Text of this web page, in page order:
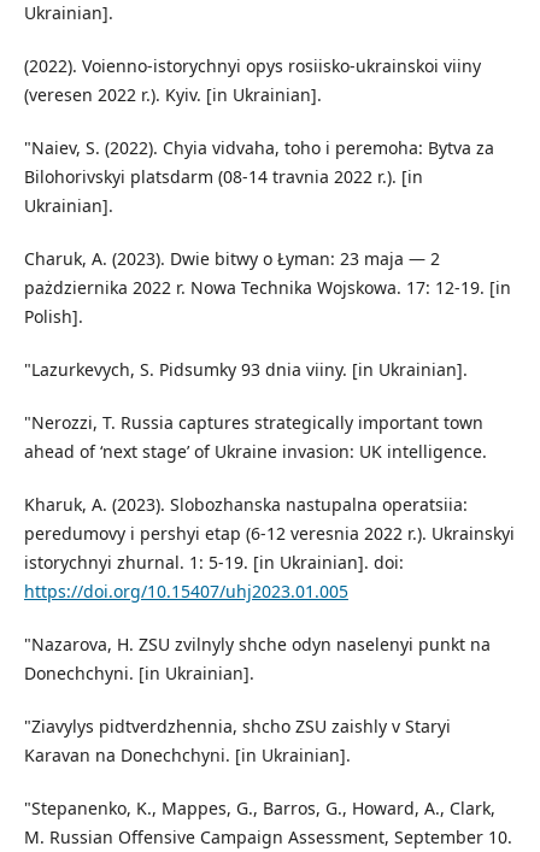
Ukrainian].
(2022). Voienno-istorychnyi opys rosiisko-ukrainskoi viiny
(veresen 2022 r.). Kyiv. [in Ukrainian].
"Naiev, S. (2022). Chyia vidvaha, toho i peremoha: Bytva za
Bilohorivskyi platsdarm (08-14 travnia 2022 r.). [in
Ukrainian].
Charuk, A. (2023). Dwie bitwy o Łyman: 23 maja — 2
pażdziernika 2022 r. Nowa Technika Wojskowa. 17: 12-19. [in
Polish].
"Lazurkevych, S. Pidsumky 93 dnia viiny. [in Ukrainian].
"Nerozzi, T. Russia captures strategically important town
ahead of ‘next stage’ of Ukraine invasion: UK intelligence.
Kharuk, A. (2023). Slobozhanska nastupalna operatsiia:
peredumovy i pershyi etap (6-12 veresnia 2022 r.). Ukrainskyi
istorychnyi zhurnal. 1: 5-19. [in Ukrainian]. doi:
https://doi.org/10.15407/uhj2023.01.005
"Nazarova, H. ZSU zvilnyly shche odyn naselenyi punkt na
Donechchyni. [in Ukrainian].
"Ziavylys pidtverdzhennia, shcho ZSU zaishly v Staryi
Karavan na Donechchyni. [in Ukrainian].
"Stepanenko, K., Mappes, G., Barros, G., Howard, A., Clark,
M. Russian Offensive Campaign Assessment, September 10.